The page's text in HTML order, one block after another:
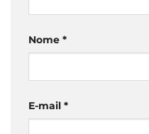
Nome *
E-mail *